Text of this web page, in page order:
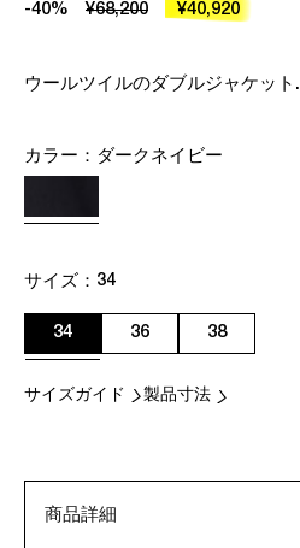
-40% ¥68,200 ¥40,920
ウールツイルのダブルジャケット.
カラー： ダークネイビー
サイズ： 34
34 36 38
サイズガイド 製品寸法
商品詳細